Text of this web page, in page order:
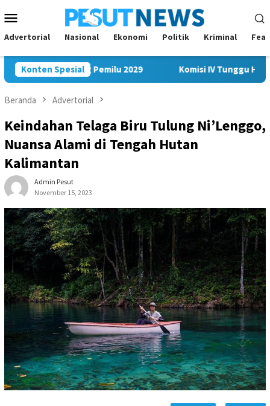
ke
kontenMobile
Advertorial Nasional Ekonomi Politik Kriminal
Konten Spesial
Jelang Pemilu 2029 Komisi IV Tunggu Hasil
Beranda Advertorial
Keindahan Telaga Biru Tulung Ni’Lenggo,
Nuansa Alami di Tengah Hutan
Kalimantan
Admin Pesut
November 15, 2023